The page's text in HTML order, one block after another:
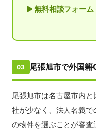
▶ 無料相談フォーム
03 尾張旭市で外国籍
尾張旭市は名古屋市内
社が少なく、法人名義
の物件を選ぶことが審